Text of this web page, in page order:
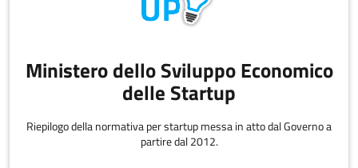
Ministero dello Sviluppo Economico
delle Startup
Riepilogo della normativa per startup messa in atto dal Governo a
partire dal 2012.